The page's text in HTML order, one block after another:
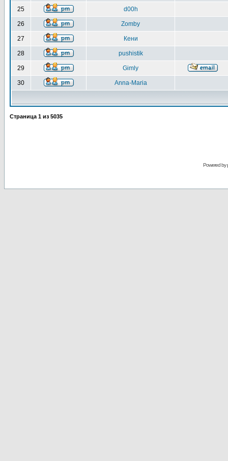
25 d00h
26 Zomby
27 Кени
28 pushistik
29 Gimly
30 Anna-Maria
Страница 1 из 5035
Powered by